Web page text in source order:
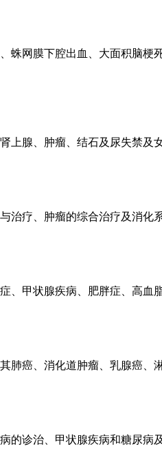
蛛网膜下腔出血、大面积脑梗
上腺、肿瘤、结石及尿失禁及
治疗、肿瘤的综合治疗及消化
、甲状腺疾病、肥胖症、高血
肺癌、消化道肿瘤、乳腺癌、
的诊治、甲状腺疾病和糖尿病